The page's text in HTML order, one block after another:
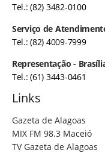
Tel.: (82) 3482-0100
Serviço de
Tel.: (82) 4009-7999
Representação -
Tel.: (61) 3443-0461
Links
Gazeta de Alagoas
MIX FM 98.3 Maceió
TV Gazeta de Alagoas